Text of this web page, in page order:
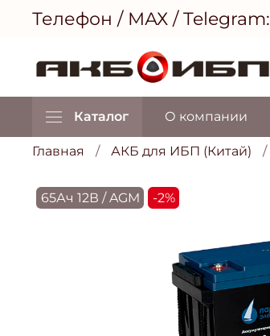
Телефон / МАХ / Telegram:
Каталог О компании
Главная АКБ для ИБП (Китай)
65Ач 12В / AGM -2%